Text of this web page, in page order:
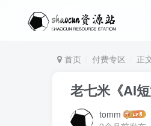
首页 付费专区 正
老七米《AI
tomm